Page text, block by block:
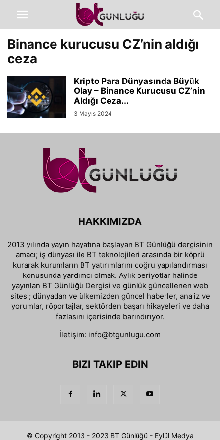
Binance kurucusu CZ’nin aldığı
ceza
Kripto Para Dünyasında Büyük
Olay – Binance Kurucusu CZ’nin
Aldığı Ceza...
3 Mayıs 2024
HAKKIMIZDA
2013 yılında yayın hayatına başlayan BT Günlüğü dergisinin
amacı; iş dünyası ile BT teknolojileri arasında bir köprü
kurarak kurumların BT yatırımlarını doğru yapılandırması
konusunda yardımcı olmak. Aylık periyotlar halinde
yayınlan BT Günlüğü Dergisi ve günlük güncellenen web
sitesi; dünyadan ve ülkemizden güncel haberler, analiz ve
yorumlar, röportajlar, sektörden başarı hikayeleri ve daha
fazlasını içerisinde barındırıyor.
İletişim: info@btgunlugu.com
BIZI TAKIP EDIN
© Copyright 2013 - 2023 BT Günlüğü - Eylül Medya